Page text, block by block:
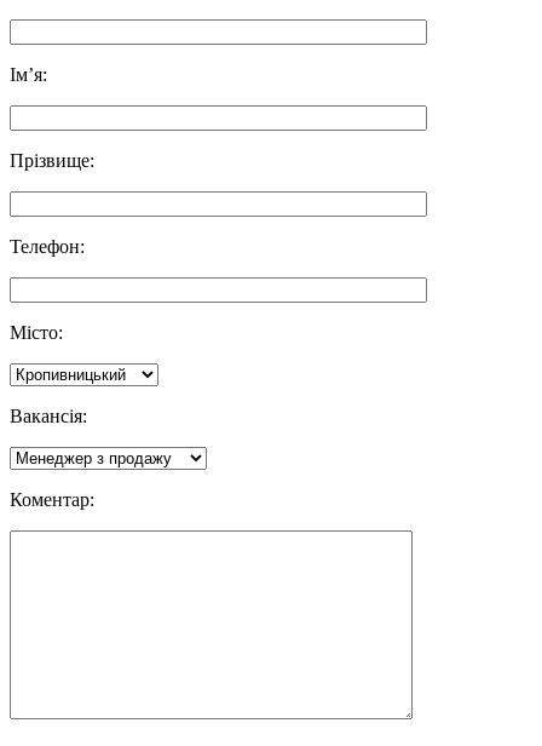
Ім’я:
Прізвище:
Телефон:
Місто:
Вакансія:
Коментар: